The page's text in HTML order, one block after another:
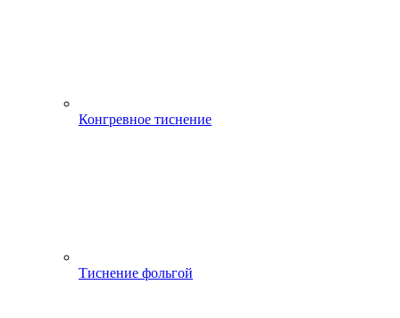
Конгревное тиснение
Тиснение фольгой